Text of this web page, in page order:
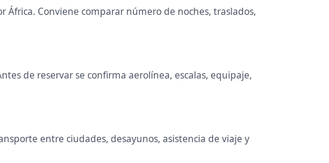
África. Conviene comparar número de noches, traslados,
de reservar se confirma aerolínea, escalas, equipaje,
entre ciudades, desayunos, asistencia de viaje y